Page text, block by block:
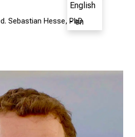
English
- en
Sebastian Hesse, PhD